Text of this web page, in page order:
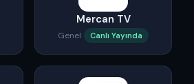
Mercan TV
Genel Canlı Yayında